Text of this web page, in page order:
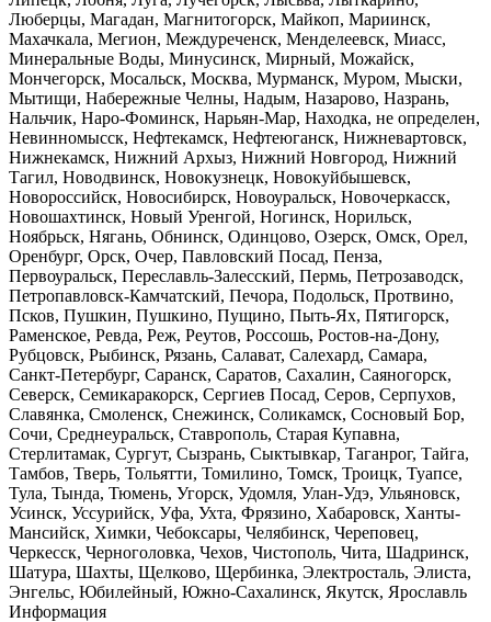
Люберцы, Магадан, Магнитогорск, Майкоп, Мариинск,
Махачкала, Мегион, Междуреченск, Менделеевск, Миасс,
Минеральные Воды, Минусинск, Мирный, Можайск,
Мончегорск, Мосальск, Москва, Мурманск, Муром, Мыски,
Мытищи, Набережные Челны, Надым, Назарово, Назрань,
Нальчик, Наро-Фоминск, Нарьян-Мар, Находка, не определен,
Невинномысск, Нефтекамск, Нефтеюганск, Нижневартовск,
Нижнекамск, Нижний Архыз, Нижний Новгород, Нижний
Тагил, Новодвинск, Новокузнецк, Новокуйбышевск,
Новороссийск, Новосибирск, Новоуральск, Новочеркасск,
Новошахтинск, Новый Уренгой, Ногинск, Норильск,
Ноябрьск, Нягань, Обнинск, Одинцово, Озерск, Омск, Орел,
Оренбург, Орск, Очер, Павловский Посад, Пенза,
Первоуральск, Переславль-Залесский, Пермь, Петрозаводск,
Петропавловск-Камчатский, Печора, Подольск, Протвино,
Псков, Пушкин, Пушкино, Пущино, Пыть-Ях, Пятигорск,
Раменское, Ревда, Реж, Реутов, Россошь, Ростов-на-Дону,
Рубцовск, Рыбинск, Рязань, Салават, Салехард, Самара,
Санкт-Петербург, Саранск, Саратов, Сахалин, Саяногорск,
Северск, Семикаракорск, Сергиев Посад, Серов, Серпухов,
Славянка, Смоленск, Снежинск, Соликамск, Сосновый Бор,
Сочи, Среднеуральск, Ставрополь, Старая Купавна,
Стерлитамак, Сургут, Сызрань, Сыктывкар, Таганрог, Тайга,
Тамбов, Тверь, Тольятти, Томилино, Томск, Троицк, Туапсе,
Тула, Тында, Тюмень, Угорск, Удомля, Улан-Удэ, Ульяновск,
Усинск, Уссурийск, Уфа, Ухта, Фрязино, Хабаровск, Ханты-
Мансийск, Химки, Чебоксары, Челябинск, Череповец,
Черкесск, Черноголовка, Чехов, Чистополь, Чита, Шадринск,
Шатура, Шахты, Щелково, Щербинка, Электросталь, Элиста,
Энгельс, Юбилейный, Южно-Сахалинск, Якутск, Ярославль
Информация